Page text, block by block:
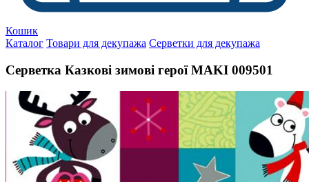
Кошик
Каталог Товари для декупажа Серветки для декупажа
Серветка Казкові зимові герої MAKI 009501